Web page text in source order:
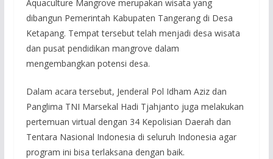
Aquaculture Mangrove merupakan wisata yang
dibangun Pemerintah Kabupaten Tangerang di Desa
Ketapang. Tempat tersebut telah menjadi desa wisata
dan pusat pendidikan mangrove dalam
mengembangkan potensi desa.
Dalam acara tersebut, Jenderal Pol Idham Aziz dan
Panglima TNI Marsekal Hadi Tjahjanto juga melakukan
pertemuan virtual dengan 34 Kepolisian Daerah dan
Tentara Nasional Indonesia di seluruh Indonesia agar
program ini bisa terlaksana dengan baik.